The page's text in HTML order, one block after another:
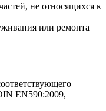
не относящихся к
или ремонта
EN590:2009,